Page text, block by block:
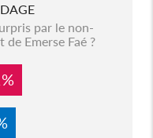
par le non-
Emerse Faé ?